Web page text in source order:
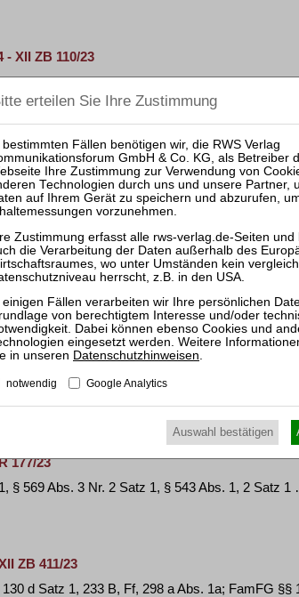
XII ZB 110/23
ist in § 158 c Abs. 1 FamFG …
121/24
2 Nr. 1, 520 Abs. 3 Satz 2 Nr. 2 – a) Der …
für unwirksam
25. September 2024 - XII ZB 244/22 Der unter
ZR 199/22
2 Buchstabe a), Art. 25, 31 Abs. 2, Art. 36 Abs.
177/23
§ 569 Abs. 3 Nr. 2 Satz 1, § 543 Abs. 1, 2 Satz 1
ZB 411/23
d Satz 1, 233 B, Ff, 298 a Abs. 1a; FamFG §§
Datenschutzhinweisen.
notwendig Google Analytics
Auswahl bestätigen